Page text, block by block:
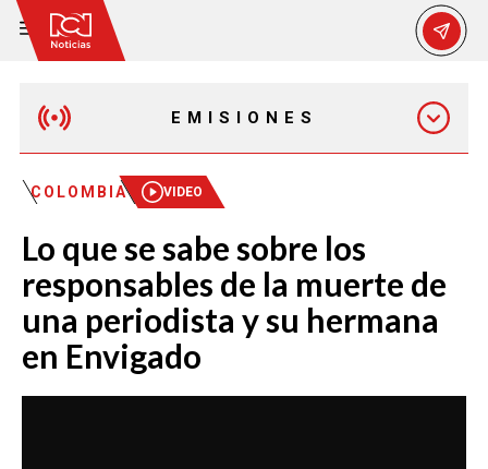
EMISIONES
MAÑANA EXPRESS
EMISIÓN 12:30 PM
EMISIÓN 7:00 PM
EMISIÓN 11:30 PM
COLOMBIA VIDEO
Lo que se sabe sobre los
responsables de la muerte de
una periodista y su hermana
en Envigado